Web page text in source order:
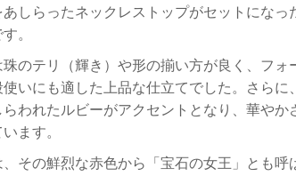
あしらったネックレストップがセットになっ
。
珠のテリ（輝き）や形の揃い方が良く、フォ
使いにも適した上品な仕立てでした。さらに
われたルビーがアクセントとなり、華やか
ます。
、その鮮烈な赤色から「宝石の女王」とも呼